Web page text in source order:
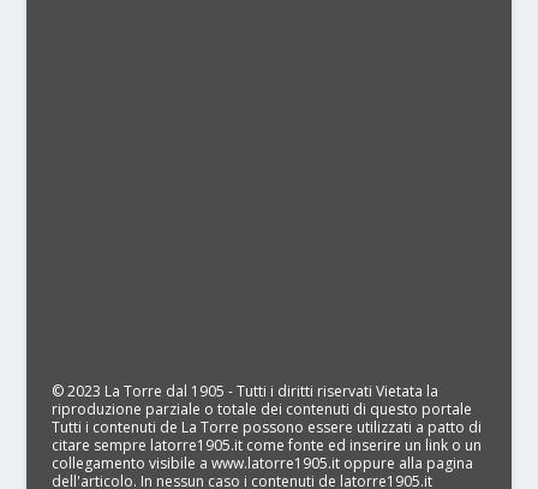
© 2023 La Torre dal 1905 - Tutti i diritti riservati Vietata la
riproduzione parziale o totale dei contenuti di questo portale
Tutti i contenuti de La Torre possono essere utilizzati a patto di
citare sempre latorre1905.it come fonte ed inserire un link o un
collegamento visibile a www.latorre1905.it oppure alla pagina
dell'articolo. In nessun caso i contenuti de latorre1905.it